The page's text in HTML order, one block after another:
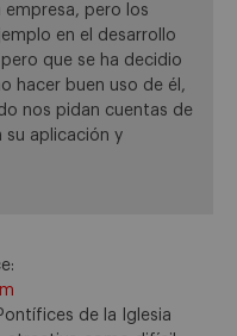
empresa, pero los
en el desarrollo
que se ha decidio
hacer buen uso de él,
nos pidan cuentas de
su aplicación y
de la Iglesia